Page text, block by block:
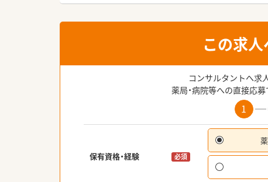
この求
コンサルタントへ求
薬局・病院等への直接応
1
保有資格・経験 必須